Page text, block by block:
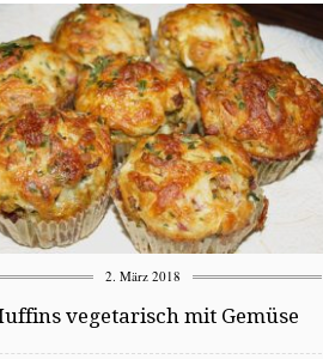
2. März 2018
vegetarisch mit Gemüse